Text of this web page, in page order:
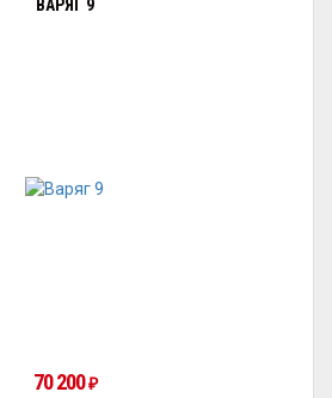
ВАРЯГ 9
70 200 ₽